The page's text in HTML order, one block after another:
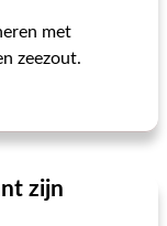
met
zeezout.
zijn